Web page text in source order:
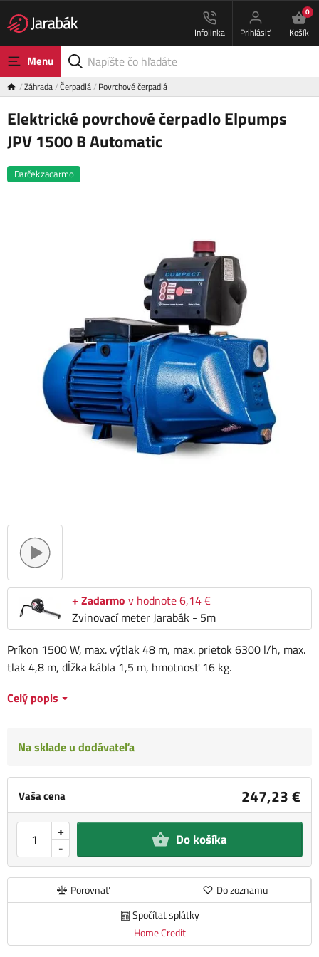
Infolinka Prihlásiť
0
Košík
Menu
Záhrada Čerpadlá Povrchové čerpadlá
Elektrické povrchové čerpadlo Elpumps
JPV 1500 B Automatic
Darček zadarmo
+ Zadarmo v hodnote 6,14 €
Zvinovací meter Jarabák - 5m
Vaša cena 247,23 €
-
+ Do košíka
Porovnať
Do zoznamu
Spočítat splátky
Home Credit
Príkon 1500 W, max. výtlak 48 m, max. prietok 6300 l/h, max.
tlak 4,8 m, dĺžka kábla 1,5 m, hmotnosť 16 kg.
Celý popis
Na sklade u dodávateľa